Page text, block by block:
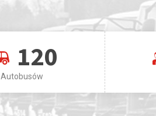
120
Autobusów